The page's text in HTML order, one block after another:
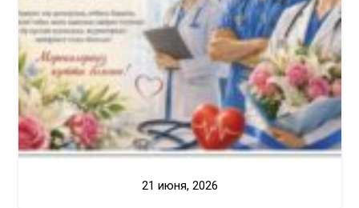
21 июня, 2026